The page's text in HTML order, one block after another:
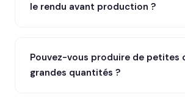
le rendu avant production ?
Pouvez-vous produire de petites
grandes quantités ?